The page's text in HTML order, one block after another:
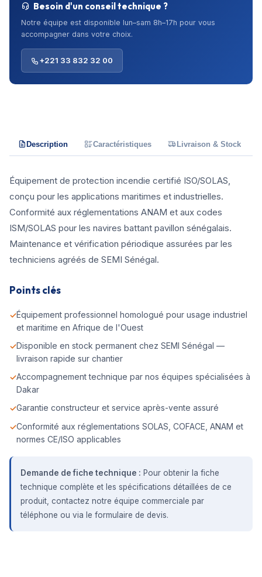
Besoin d'un conseil technique ?
Notre équipe est disponible lun–sam 8h–17h pour vous
accompagner dans votre choix.
+221 33 832 32 00
Description Caractéristiques Livraison & Stock
Équipement de protection incendie certifié ISO/SOLAS,
conçu pour les applications maritimes et industrielles.
Conformité aux réglementations ANAM et aux codes
ISM/SOLAS pour les navires battant pavillon sénégalais.
Maintenance et vérification périodique assurées par les
techniciens agréés de SEMI Sénégal.
Points clés
Équipement professionnel homologué pour usage industriel
et maritime en Afrique de l'Ouest
Disponible en stock permanent chez SEMI Sénégal —
livraison rapide sur chantier
Accompagnement technique par nos équipes spécialisées à
Dakar
Garantie constructeur et service après-vente assuré
Conformité aux réglementations SOLAS, COFACE, ANAM et
normes CE/ISO applicables
Demande de fiche technique : Pour obtenir la fiche
technique complète et les spécifications détaillées de ce
produit, contactez notre équipe commerciale par
téléphone ou via le formulaire de devis.